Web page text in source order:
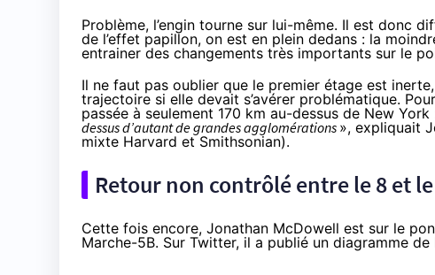
Problème, l’engin tourne sur lui-même. Il est donc
de l’effet papillon, on est en plein dedans : la
entrainer des changements très importants sur le
Il ne faut pas oublier que le premier étage est
trajectoire si elle devait s’avérer problématique.
passée à seulement 170 km au-dessus de New York
dessus d’autant de grandes agglomérations », expliquait
mixte Harvard et Smithsonian).
Retour non contrôlé entre le 8 et
Cette fois encore, Jonathan McDowell est sur le
Marche-5B. Sur Twitter, il a publié un diagramme